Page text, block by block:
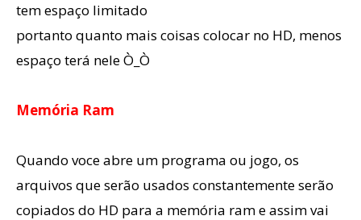
tem espaço limitado
portanto quanto mais coisas colocar no HD, menos
espaço terá nele Ò_Ò
Memória Ram
Quando voce abre um programa ou jogo, os
arquivos que serão usados constantemente serão
copiados do HD para a memória ram e assim vai